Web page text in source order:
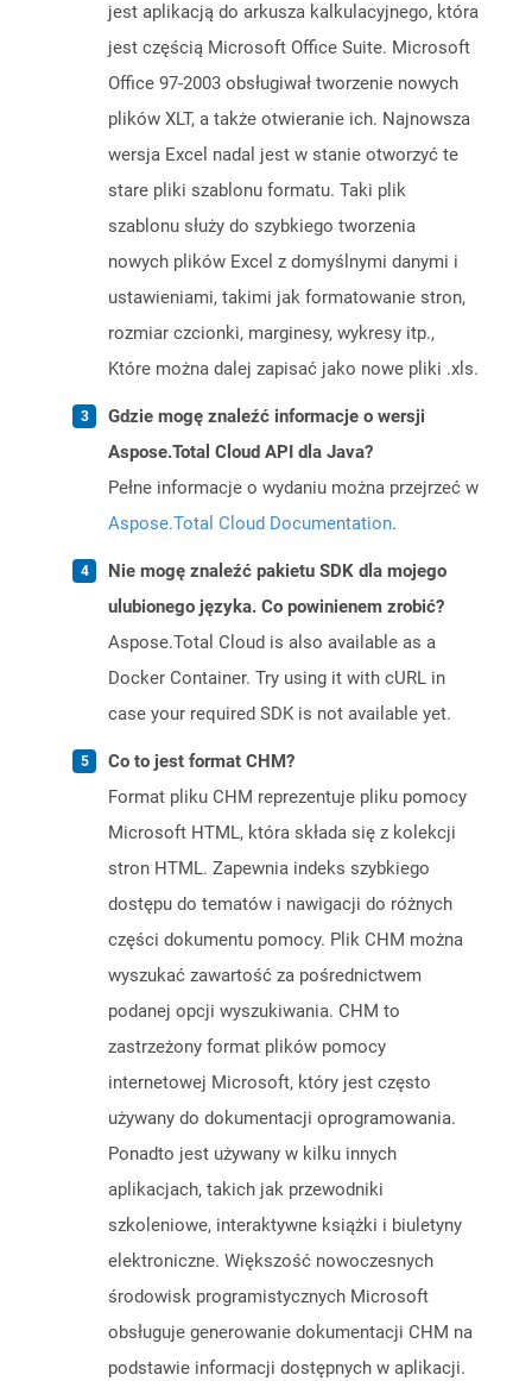
jest aplikacją do arkusza kalkulacyjnego, która
jest częścią Microsoft Office Suite. Microsoft
Office 97-2003 obsługiwał tworzenie nowych
plików XLT, a także otwieranie ich. Najnowsza
wersja Excel nadal jest w stanie otworzyć te
stare pliki szablonu formatu. Taki plik
szablonu służy do szybkiego tworzenia
nowych plików Excel z domyślnymi danymi i
ustawieniami, takimi jak formatowanie stron,
rozmiar czcionki, marginesy, wykresy itp.,
Które można dalej zapisać jako nowe pliki .xls.
Gdzie mogę znaleźć informacje o wersji
Aspose.Total Cloud API dla Java?
Pełne informacje o wydaniu można przejrzeć w
Aspose.Total Cloud Documentation.
Nie mogę znaleźć pakietu SDK dla mojego
ulubionego języka. Co powinienem zrobić?
Aspose.Total Cloud is also available as a
Docker Container. Try using it with cURL in
case your required SDK is not available yet.
Co to jest format CHM?
Format pliku CHM reprezentuje pliku pomocy
Microsoft HTML, która składa się z kolekcji
stron HTML. Zapewnia indeks szybkiego
dostępu do tematów i nawigacji do różnych
części dokumentu pomocy. Plik CHM można
wyszukać zawartość za pośrednictwem
podanej opcji wyszukiwania. CHM to
zastrzeżony format plików pomocy
internetowej Microsoft, który jest często
używany do dokumentacji oprogramowania.
Ponadto jest używany w kilku innych
aplikacjach, takich jak przewodniki
szkoleniowe, interaktywne książki i biuletyny
elektroniczne. Większość nowoczesnych
środowisk programistycznych Microsoft
obsługuje generowanie dokumentacji CHM na
podstawie informacji dostępnych w aplikacji.